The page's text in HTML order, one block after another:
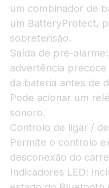
um combinador de
um BatteryProtect,
sobretensão.
Saída de pré-
advertência
da bateria antes de
Pode acionar um
sonoro.
Controlo de ligar /
Permite o controlo
desconexão do
Indicadores LED: